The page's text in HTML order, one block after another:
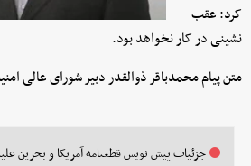
کرد: عقب
نشینی در کار نخواهد بود.
متن پیام محمدباقر ذوالقدر دبیر شورای عالی
جزئیات پیش نویس قطعنامه آمریکا و بحرین